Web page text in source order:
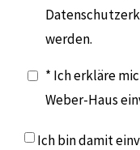
werden.
* Ich erkläre
Weber-Haus
Ich bin damit